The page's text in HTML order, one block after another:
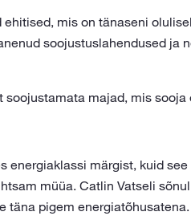
mis on tänaseni
soojustuslahendused ja
majad, mis sooja
märgist, kuid
müüa. Catlin Vatseli
pigem